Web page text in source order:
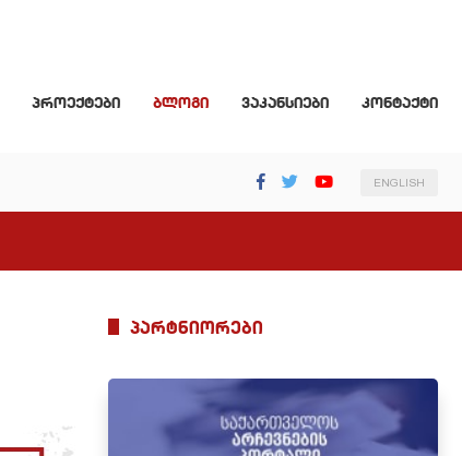
პროექტები ბლოგი ვაკანსიები კონტაქტი
ENGLISH
პარტნიორები